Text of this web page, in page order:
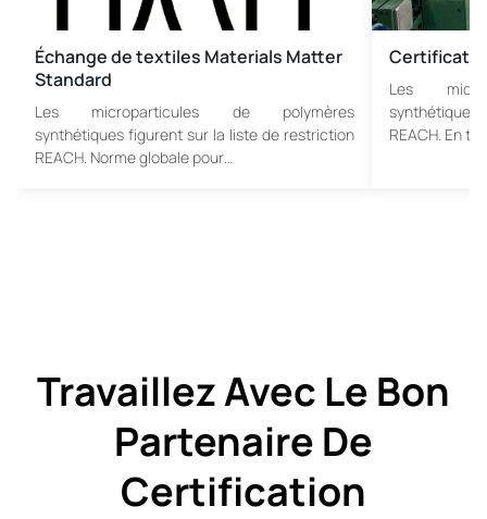
Échange de textiles Materials Matter
Standard
Les microparticules de polymères
synthétiques figurent sur la liste de restriction
REACH. Norme globale pour…
Les
synthétiques
REACH. En
Travaillez Avec Le Bon
Partenaire De
Certification